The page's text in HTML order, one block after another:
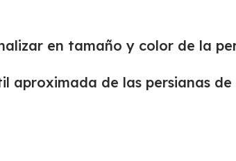
en tamaño y color de la
aproximada de las persianas de